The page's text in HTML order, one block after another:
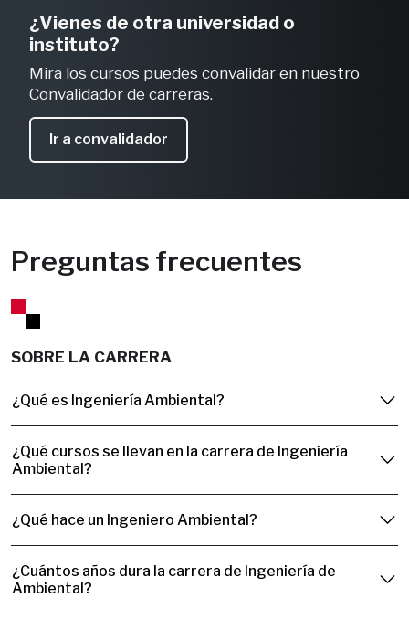
¿Vienes de otra universidad o
instituto?
Mira los cursos puedes convalidar en nuestro
Convalidador de carreras.
Ir a convalidador
Preguntas frecuentes
SOBRE LA CARRERA
¿Qué es Ingeniería Ambiental?
¿Qué cursos se llevan en la carrera de Ingeniería
Ambiental?
¿Qué hace un Ingeniero Ambiental?
¿Cuántos años dura la carrera de Ingeniería de
Ambiental?